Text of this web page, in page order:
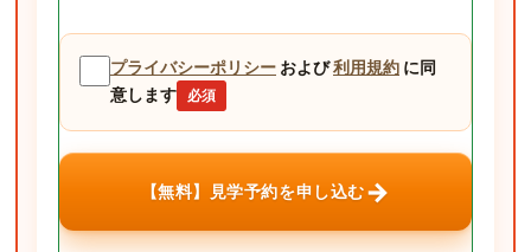
プライバシーポリシー および利用規約 に同
意します
必須
【無料】見学予約を申し込む→